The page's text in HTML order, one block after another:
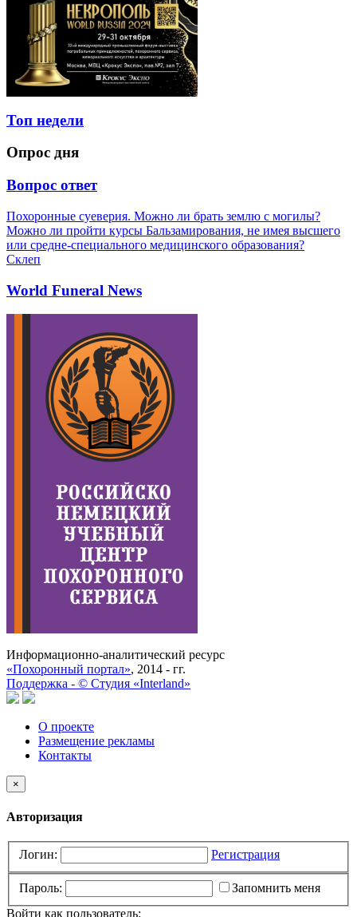
Топ недели
Опрос дня
Вопрос ответ
Похоронные суеверия. Можно ли брать землю с могилы?
Можно ли пройти курсы Бальзамирования, не имея высшего
или средне-специального медицинского образования?
Склеп
World Funeral News
Информационно-аналитический ресурс
«Похоронный портал», 2014 - гг.
Поддержка - © Cтудия «Interland»
О проекте
Размещение рекламы
Контакты
×
Авторизация
Логин: Регистрация
Пароль:
Запомнить меня
Войти как пользователь: